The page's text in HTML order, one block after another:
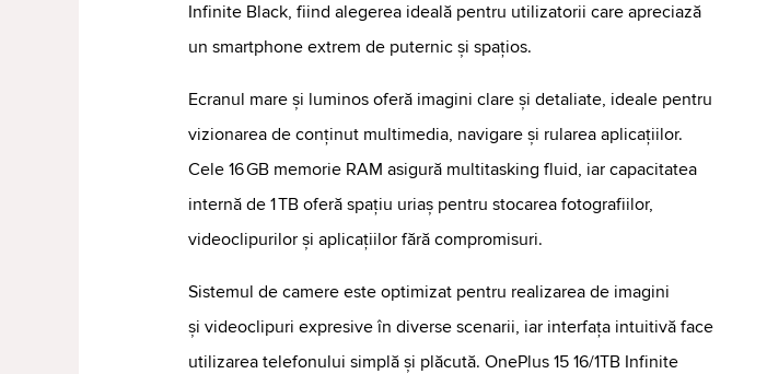
Infinite Black, fiind alegerea ideală pentru utilizatorii care apreciază
un smartphone extrem de puternic și spațios.
Ecranul mare și luminos oferă imagini clare și detaliate, ideale pentru
vizionarea de conținut multimedia, navigare și rularea aplicațiilor.
Cele 16 GB memorie RAM asigură multitasking fluid, iar capacitatea
internă de 1 TB oferă spațiu uriaș pentru stocarea fotografiilor,
videoclipurilor și aplicațiilor fără compromisuri.
Sistemul de camere este optimizat pentru realizarea de imagini
și videoclipuri expresive în diverse scenarii, iar interfața intuitivă face
utilizarea telefonului simplă și plăcută. OnePlus 15 16/1TB Infinite